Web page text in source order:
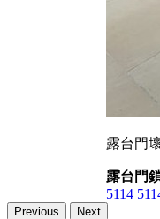
露台門
露台門
5114
Previous Next